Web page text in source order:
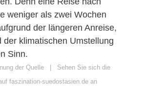
weniger als zwei Wochen
der längeren Anreise,
der klimatischen Umstellung
Sinn.
der Quelle
Sehen Sie sich die
faszination-suedostasien.de an